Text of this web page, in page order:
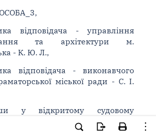
відповідача - управління
та архітектури м.
- К. Ю. Л.,
відповідача - виконавчого
міської ради - С. І.
у відкритому судовому
заяву ОСОБА_1 про перегляд за
обставинами постанови